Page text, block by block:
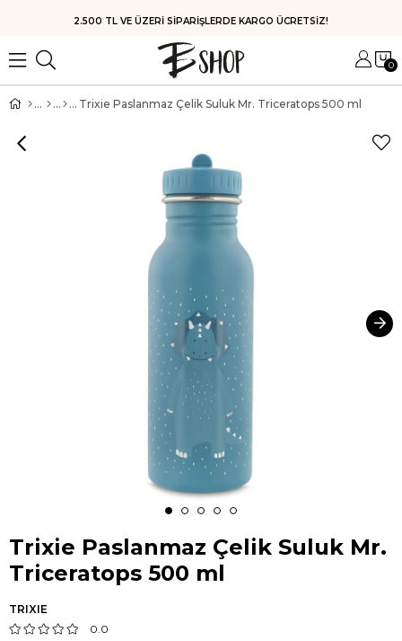
HIZLI KARGO
0
Trixie Paslanmaz Çelik Suluk Mr. Triceratops 500 ml
Trixie Paslanmaz Çelik Suluk Mr.
Triceratops 500 ml
TRIXIE
0.0